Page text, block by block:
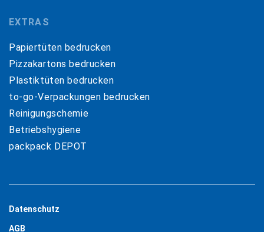
EXTRAS
Papiertüten bedrucken
Pizzakartons bedrucken
Plastiktüten bedrucken
to-go-Verpackungen bedrucken
Reinigungschemie
Betriebshygiene
packpack DEPOT
Datenschutz
AGB